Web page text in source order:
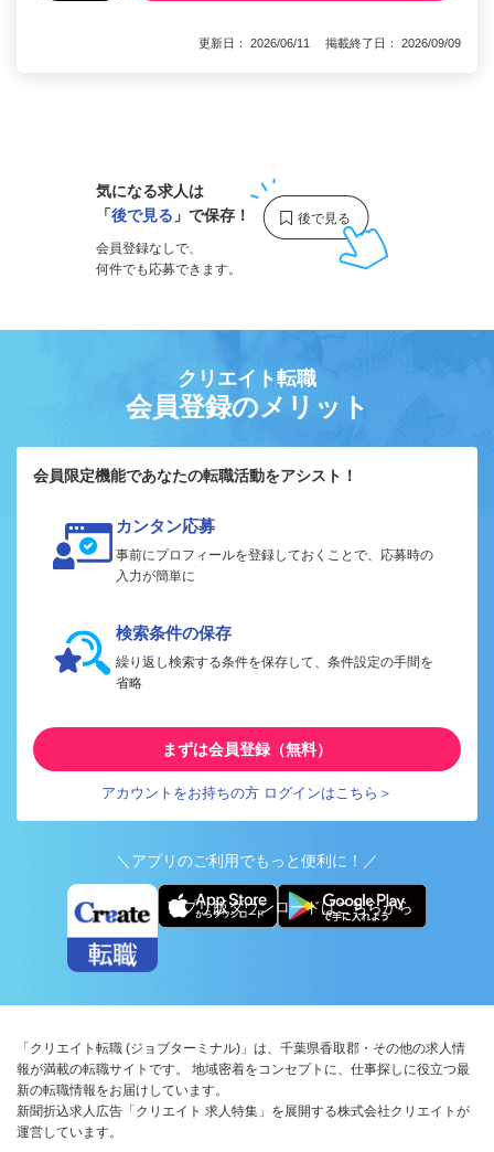
更新日： 2026/06/11 掲載終了日： 2026/09/09
気になる求人は
「後で見る 」で保存！
会員登録なしで、
何件でも応募できます。
クリエイト転職
会員登録のメリット
会員限定機能であなたの転職活動をアシスト！
カンタン応募
事前にプロフィールを登録しておくことで、応募時の
入力が簡単に
検索条件の保存
繰り返し検索する条件を保存して、条件設定の手間を
省略
まずは会員登録（無料）
アカウントをお持ちの方 ログインはこちら＞
＼アプリのご利用でもっと便利に！／
アプリ版ダウンロードはこちらから
「クリエイト転職 (ジョブターミナル)」は、千葉県香取郡・その他の求人情
報が満載の転職サイトです。 地域密着をコンセプトに、仕事探しに役立つ最
新の転職情報をお届けしています。
新聞折込求人広告「クリエイト 求人特集」を展開する株式会社クリエイトが
運営しています。